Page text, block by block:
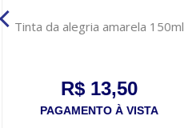
Tinta da alegria amarela 150ml
R$ 13,50
PAGAMENTO À VISTA